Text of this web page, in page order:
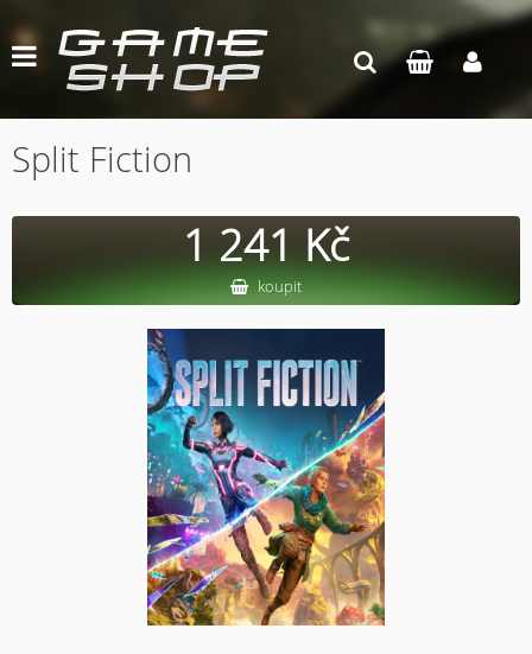
Split Fiction
1 241 Kč
koupit